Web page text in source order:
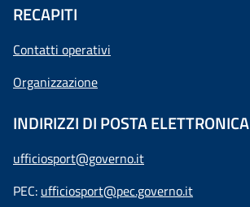
RECAPITI
Contatti operativi
Organizzazione
INDIRIZZI DI POSTA ELETTRONICA
ufficiosport@governo.it
PEC: ufficiosport@pec.governo.it